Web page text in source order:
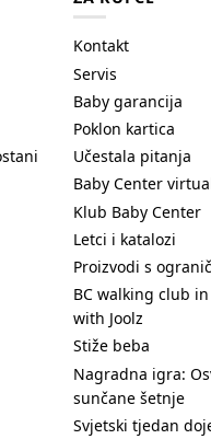
Kontakt
Servis
Baby garancija
Poklon kartica
Učestala pitanja
Baby Center
Klub Baby Center
Letci i katalozi
Proizvodi s
BC walking club
with Joolz
Stiže beba
Nagradna igra:
sunčane šetnje
Svjetski tjedan